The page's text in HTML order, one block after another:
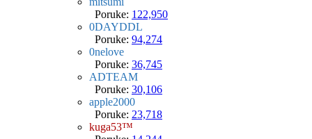
Poruke: 122,950
0DAYDDL
Poruke: 94,274
0nelove
Poruke: 36,745
ADTEAM
Poruke: 30,106
apple2000
Poruke: 23,718
kuga53™